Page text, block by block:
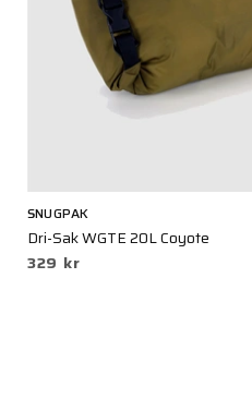
SNUGPAK
Dri-Sak WGTE 20L Coyote
329 kr